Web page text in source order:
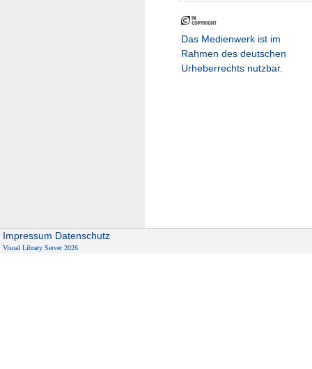
Das Medienwerk ist im
Rahmen des deutschen
Urheberrechts nutzbar.
Impressum Datenschutz
Visual Library Server 2026